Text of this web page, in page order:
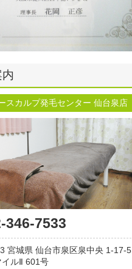
スカルプ発毛センター 仙台泉店
346-7533
宮城県 仙台市泉区泉中央 1-17-5
イルⅡ 601号